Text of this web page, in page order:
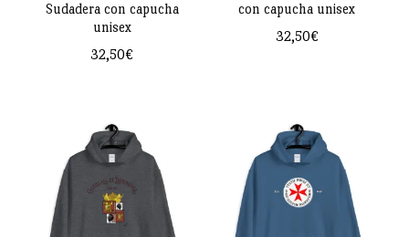
elegir
en
de
producto
Sudadera con capucha
unisex
32,50€
tiene
múltiples
variantes.
Las
con capucha unisex
32,50€
tiene
múltiples
variantes.
Las